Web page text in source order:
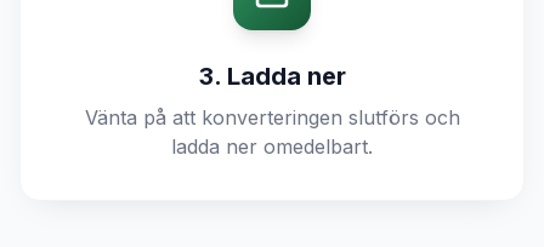
3. Ladda ner
Vänta på att konverteringen slutförs och
ladda ner omedelbart.